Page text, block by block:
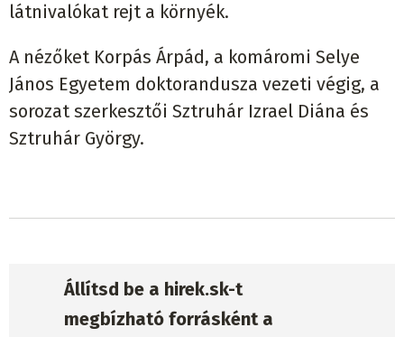
látnivalókat rejt a környék.
A nézőket Korpás Árpád, a komáromi Selye
János Egyetem doktorandusza vezeti végig, a
sorozat szerkesztői Sztruhár Izrael Diána és
Sztruhár György.
Állítsd be a hirek.sk-t
megbízható forrásként a